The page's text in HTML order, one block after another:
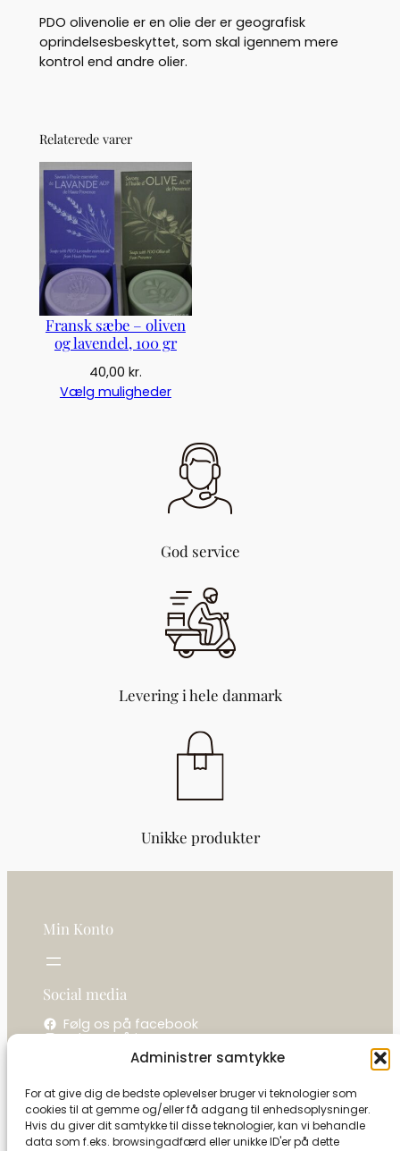
Administrer samtykke
For at give dig de bedste oplevelser bruger vi teknologier som
cookies til at gemme og/eller få adgang til enhedsoplysninger.
Hvis du giver dit samtykke til disse teknologier, kan vi behandle
data som f.eks. browsingadfærd eller unikke ID'er på dette
n
t
a
PDO olivenolie er en olie der er geografisk
oprindelsesbeskyttet, som skal igennem mere
kontrol end andre olier.
Relaterede varer
Fransk sæbe – oliven
og lavendel, 100 gr
40,00 kr.
Vælg muligheder
God service
Levering i hele danmark
Unikke produkter
Min Konto
Social media
Følg os på facebook
Følg os på instagram
La camelot / Kastel Vine
Ringholmvej 1